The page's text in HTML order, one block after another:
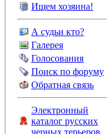
Ищем хозяина!
А судьи кто?
Галерея
Голосования
Поиск по форуму
Обратная связь
Электронный
каталог русских
черных терьеров